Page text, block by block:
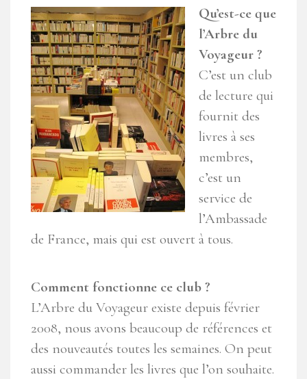
Qu’est-ce que
l’Arbre du
Voyageur ?
C’est un club
de lecture qui
fournit des
livres à ses
membres,
c’est un
service de
l’Ambassade
de France, mais qui est ouvert à tous.
Comment fonctionne ce club ?
L’Arbre du Voyageur existe depuis février
2008, nous avons beaucoup de références et
des nouveautés toutes les semaines. On peut
aussi commander les livres que l’on souhaite.